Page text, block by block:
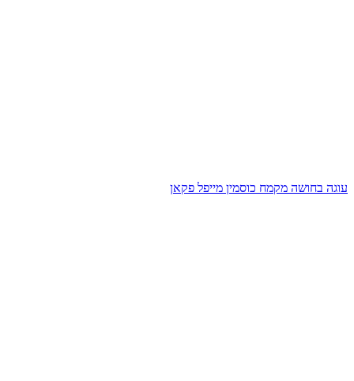
עוגה בחושה מקמח כוסמין מייפל פקאן